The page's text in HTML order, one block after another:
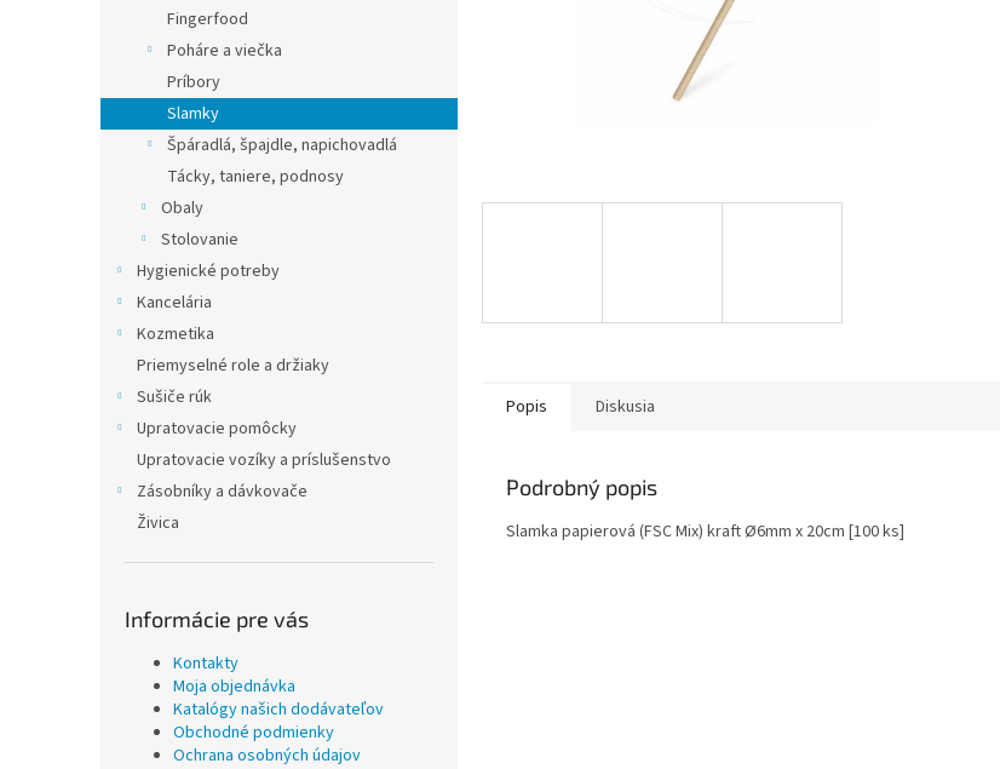
Fingerfood
Poháre a viečka
Príbory
Slamky
Špáradlá, špajdle, napichovadlá
Tácky, taniere, podnosy
Obaly
Stolovanie
Hygienické potreby
Kancelária
Kozmetika
Priemyselné role a držiaky
Sušiče rúk
Upratovacie pomôcky
Upratovacie vozíky a príslušenstvo
Zásobníky a dávkovače
Živica
Informácie pre vás
Kontakty
Moja objednávka
Katalógy našich dodávateľov
Obchodné podmienky
Ochrana osobných údajov
Popis Diskusia
Podrobný popis
Slamka papierová (FSC Mix) kraft Ø6mm x 20cm [100 ks]